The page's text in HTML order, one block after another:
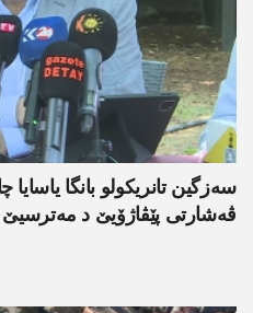
سەزگین تانریکولو بانگا
ڤەشارتی پێڤاژۆیێ د مەترسیێ